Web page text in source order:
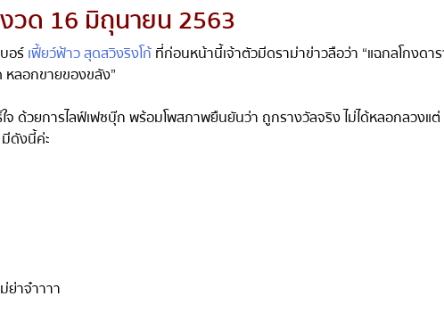
วด 16 มิถุนายน 2563
อร์เฟี้ยว์ฟ้าว สุดสวิงริงโก้ที่ก่อนหน้านี้เจ้าตัวมีดราม่าข่าวลือว่า“ แฉกลโกงดารา
ลอกขายของขลัง”
ด้วยการไลฟ์เฟซบุ๊ก พร้อมโพสภาพยืนยันว่า ถูกรางวัลจริง ไม่ได้หลอกลวงแต่
ดังนี้ค่ะ
าจ๋าาาา